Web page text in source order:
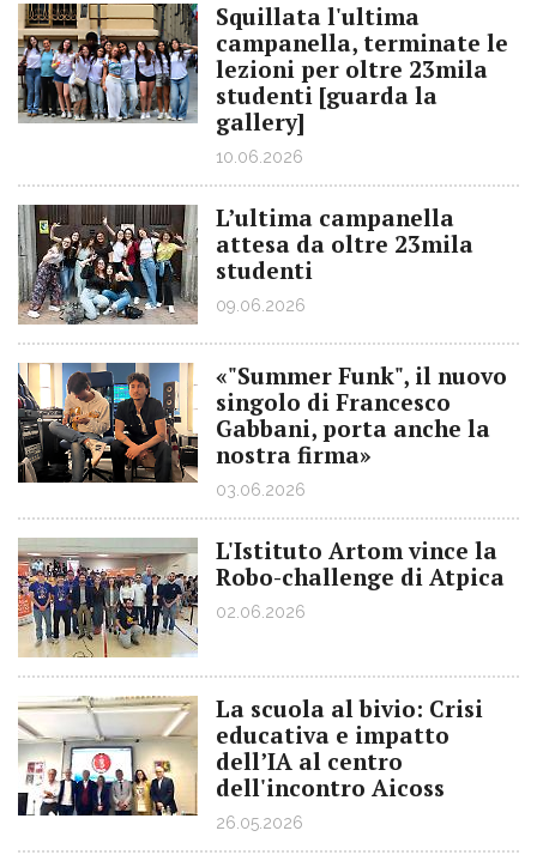
Squillata l'ultima
campanella, terminate le
lezioni per oltre 23mila
studenti [guarda la
gallery]
10.06.2026
L’ultima campanella
attesa da oltre 23mila
studenti
09.06.2026
«"Summer Funk", il nuovo
singolo di Francesco
Gabbani, porta anche la
nostra firma»
03.06.2026
L'Istituto Artom vince la
Robo-challenge di Atpica
02.06.2026
La scuola al bivio: Crisi
educativa e impatto
dell’IA al centro
dell'incontro Aicoss
26.05.2026